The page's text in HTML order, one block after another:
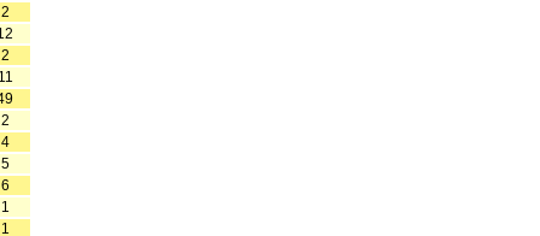
2
2
11
2
4
5
6
1
1